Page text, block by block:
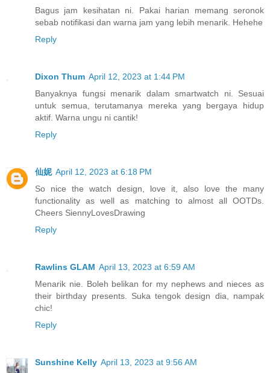
Bagus jam kesihatan ni. Pakai harian memang seronok
sebab notifikasi dan warna jam yang lebih menarik. Hehehe
Reply
Dixon Thum April 12, 2023 at 1:44 PM
Banyaknya fungsi menarik dalam smartwatch ni. Sesuai
untuk semua, terutamanya mereka yang bergaya hidup
aktif. Warna ungu ni cantik!
Reply
仙妮 April 12, 2023 at 6:18 PM
So nice the watch design, love it, also love the many
functionality as well as matching to almost all OOTDs.
Cheers SiennyLovesDrawing
Reply
Rawlins GLAM April 13, 2023 at 6:59 AM
Menarik nie. Boleh belikan for my nephews and nieces as
their birthday presents. Suka tengok design dia, nampak
chic!
Reply
Sunshine Kelly April 13, 2023 at 9:56 AM